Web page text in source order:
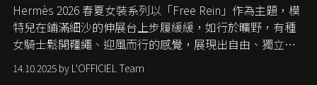
Hermès 2026 春夏女裝系列以「Free Rein」作為主題，模
特兒在鋪滿細沙的伸展台上步履緩緩，如行於曠野，有種
女騎士鬆開韁繩、迎風而行的感覺，展現出自由、獨立與
從容的態度。
14.10.2025 by L'OFFICIEL Team